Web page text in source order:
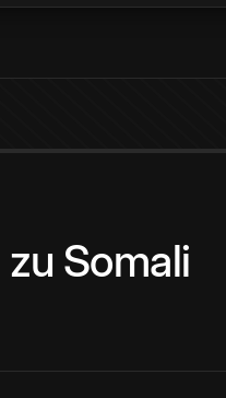
zu Somali